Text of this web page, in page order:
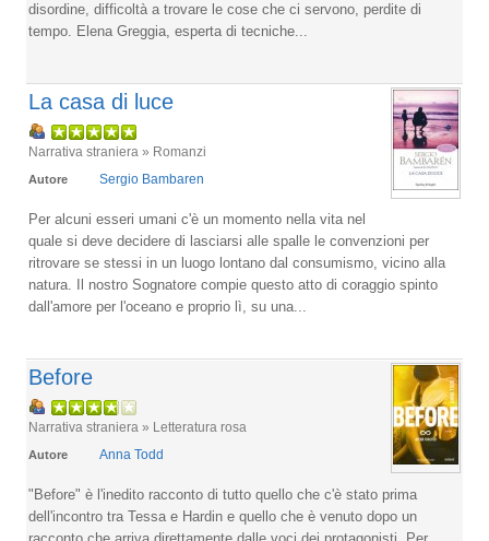
disordine, difficoltà a trovare le cose che ci servono, perdite di
tempo. Elena Greggia, esperta di tecniche...
La casa di luce
Narrativa straniera » Romanzi
Autore Sergio Bambaren
Per alcuni esseri umani c'è un momento nella vita nel
quale si deve decidere di lasciarsi alle spalle le convenzioni per
ritrovare se stessi in un luogo lontano dal consumismo, vicino alla
natura. Il nostro Sognatore compie questo atto di coraggio spinto
dall'amore per l'oceano e proprio lì, su una...
Before
Narrativa straniera » Letteratura rosa
Autore Anna Todd
"Before" è l'inedito racconto di tutto quello che c'è stato prima
dell'incontro tra Tessa e Hardin e quello che è venuto dopo un